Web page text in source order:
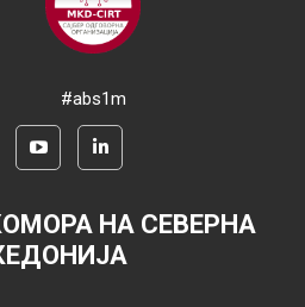
#abs1m
НА СЕВЕРНА